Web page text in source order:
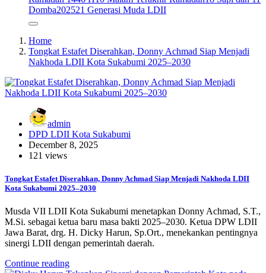
Domba202521 Generasi Muda LDII
Home
Tongkat Estafet Diserahkan, Donny Achmad Siap Menjadi
Nakhoda LDII Kota Sukabumi 2025–2030
admin
DPD LDII Kota Sukabumi
December 8, 2025
121 views
Tongkat Estafet Diserahkan, Donny Achmad Siap Menjadi Nakhoda LDII
Kota Sukabumi 2025–2030
Musda VII LDII Kota Sukabumi menetapkan Donny Achmad, S.T.,
M.Si. sebagai ketua baru masa bakti 2025–2030. Ketua DPW LDII
Jawa Barat, drg. H. Dicky Harun, Sp.Ort., menekankan pentingnya
sinergi LDII dengan pemerintah daerah.
Continue reading